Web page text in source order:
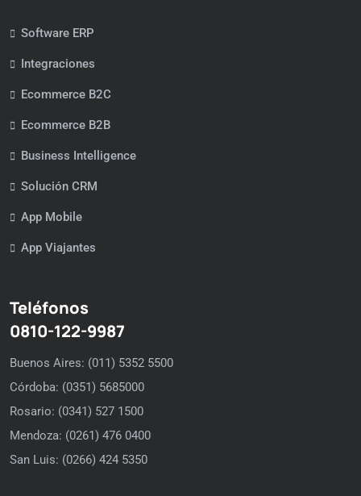
Software ERP
Integraciones
Ecommerce B2C
Ecommerce B2B
Business Intelligence
Solución CRM
App Mobile
App Viajantes
Teléfonos
0810-122-9987
Buenos Aires: (011) 5352 5500
Córdoba: (0351) 5685000
Rosario: (0341) 527 1500
Mendoza: (0261) 476 0400
San Luis: (0266) 424 5350